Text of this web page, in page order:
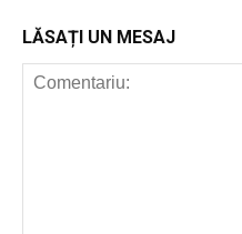
LĂSAȚI UN MESAJ